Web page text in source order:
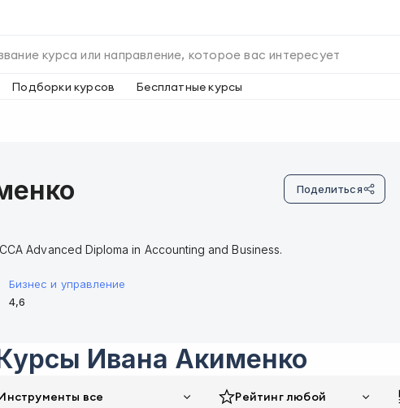
Подборки курсов Бесплатные курсы
Поделиться
Advanced Diploma in Accounting and Business.
Бизнес и управление
4,6
Ивана Акименко
все Рейтинглюбой